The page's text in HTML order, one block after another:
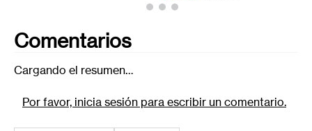
Comentarios
Cargando el resumen…
Por favor, inicia sesión para escribir un comentario.